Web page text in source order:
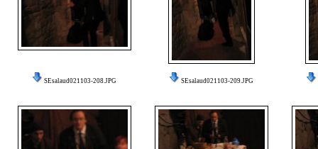
SEsalaud021103-208.JPG SEsalaud021103-209.JPG